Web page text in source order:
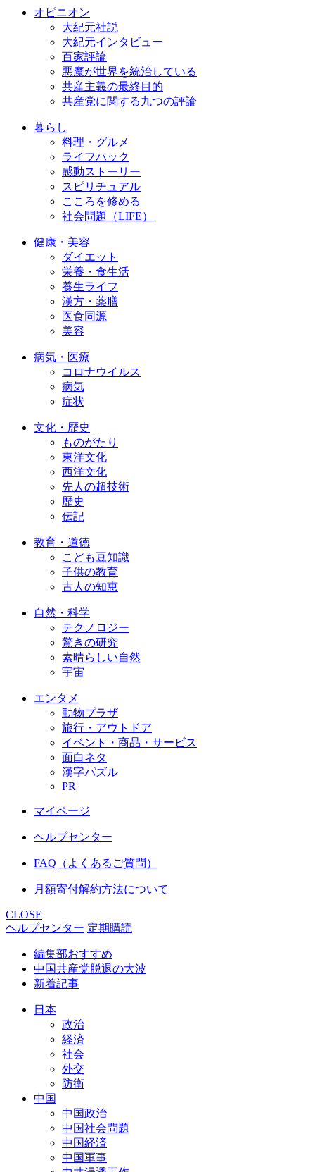
オピニオン
大紀元社説
大紀元インタビュー
百家評論
悪魔が世界を統治している
共産主義の最終目的
共産党に関する九つの評論
暮らし
料理・グルメ
ライフハック
感動ストーリー
スピリチュアル
こころを修める
社会問題（LIFE）
健康・美容
ダイエット
栄養・食生活
養生ライフ
漢方・薬膳
医食同源
美容
病気・医療
コロナウイルス
病気
症状
文化・歴史
ものがたり
東洋文化
西洋文化
先人の超技術
歴史
伝記
教育・道徳
こども豆知識
子供の教育
古人の知恵
自然・科学
テクノロジー
驚きの研究
素晴らしい自然
宇宙
エンタメ
動物プラザ
旅行・アウトドア
イベント・商品・サービス
面白ネタ
漢字パズル
PR
マイページ
ヘルプセンター
FAQ（よくあるご質問）
月額寄付解約方法について
CLOSE
ヘルプセンター 定期購読
編集部おすすめ
中国共産党脱退の大波
新着記事
日本
政治
経済
社会
外交
防衛
中国
中国政治
中国社会問題
中国経済
中国軍事